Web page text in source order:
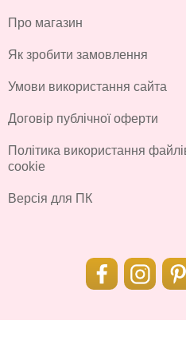
Про магазин
Як зробити замовлення
Умови використання сайта
Договір публічної оферти
Політика використання
cookie
Версія для ПК